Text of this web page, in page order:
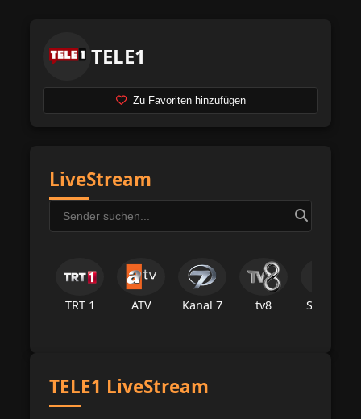
TELE1
Zu Favoriten hinzufügen
LiveStream
TRT 1 ATV Kanal 7 tv8 Star Tv
TELE1 LiveStream